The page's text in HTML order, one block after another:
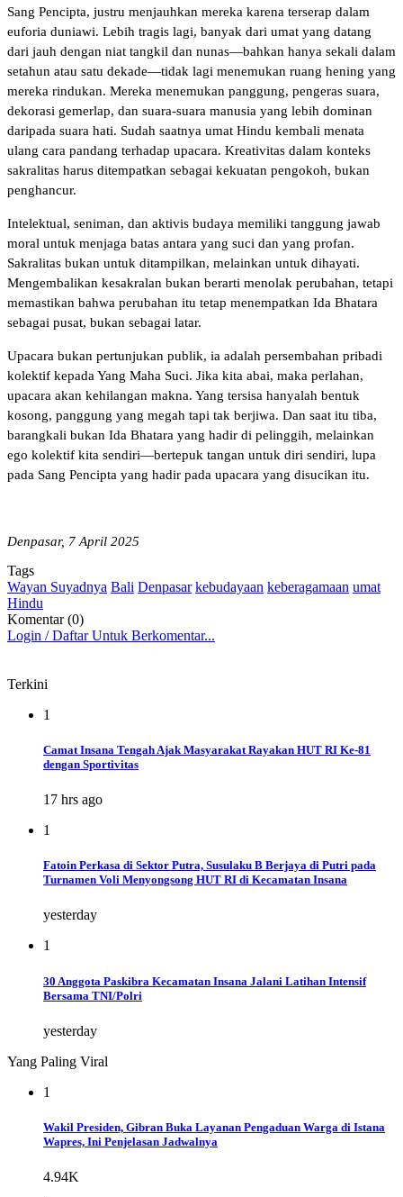
Sang Pencipta, justru menjauhkan mereka karena terserap dalam
euforia duniawi. Lebih tragis lagi, banyak dari umat yang datang
dari jauh dengan niat tangkil dan nunas—bahkan hanya sekali dalam
setahun atau satu dekade—tidak lagi menemukan ruang hening yang
mereka rindukan. Mereka menemukan panggung, pengeras suara,
dekorasi gemerlap, dan suara-suara manusia yang lebih dominan
daripada suara hati. Sudah saatnya umat Hindu kembali menata
ulang cara pandang terhadap upacara. Kreativitas dalam konteks
sakralitas harus ditempatkan sebagai kekuatan pengokoh, bukan
penghancur.
Intelektual, seniman, dan aktivis budaya memiliki tanggung jawab
moral untuk menjaga batas antara yang suci dan yang profan.
Sakralitas bukan untuk ditampilkan, melainkan untuk dihayati.
Mengembalikan kesakralan bukan berarti menolak perubahan, tetapi
memastikan bahwa perubahan itu tetap menempatkan Ida Bhatara
sebagai pusat, bukan sebagai latar.
Upacara bukan pertunjukan publik, ia adalah persembahan pribadi
kolektif kepada Yang Maha Suci. Jika kita abai, maka perlahan,
upacara akan kehilangan makna. Yang tersisa hanyalah bentuk
kosong, panggung yang megah tapi tak berjiwa. Dan saat itu tiba,
barangkali bukan Ida Bhatara yang hadir di pelinggih, melainkan
ego kolektif kita sendiri—bertepuk tangan untuk diri sendiri, lupa
pada Sang Pencipta yang hadir pada upacara yang disucikan itu.
Denpasar, 7 April 2025
Tags
Wayan Suyadnya Bali Denpasar kebudayaan keberagamaan umat
Hindu
Komentar (0)
Login / Daftar Untuk Berkomentar...
Terkini
1
Camat Insana Tengah Ajak Masyarakat Rayakan HUT RI Ke-81
dengan Sportivitas
17 hrs ago
1
Fatoin Perkasa di Sektor Putra, Susulaku B Berjaya di Putri pada
Turnamen Voli Menyongsong HUT RI di Kecamatan Insana
yesterday
1
30 Anggota Paskibra Kecamatan Insana Jalani Latihan Intensif
Bersama TNI/Polri
yesterday
Yang Paling Viral
1
Wakil Presiden, Gibran Buka Layanan Pengaduan Warga di Istana
Wapres, Ini Penjelasan Jadwalnya
4.94K